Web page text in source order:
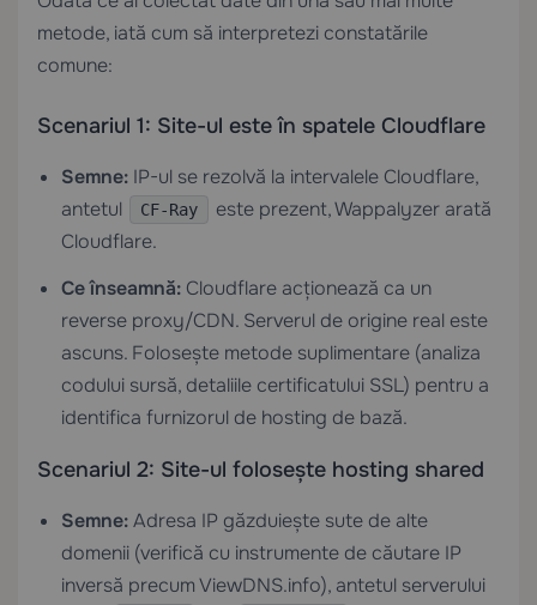
metode, iată cum să interpretezi constatările
comune:
Scenariul 1: Site-ul este în spatele Cloudflare
Semne: IP-ul se rezolvă la intervalele Cloudflare,
antetul
CF-Ray
este prezent, Wappalyzer arată
Cloudflare.
Ce înseamnă: Cloudflare acționează ca un
reverse proxy/CDN. Serverul de origine real este
ascuns. Folosește metode suplimentare (analiza
codului sursă, detaliile certificatului SSL) pentru a
identifica furnizorul de hosting de bază.
Scenariul 2: Site-ul folosește hosting shared
Semne:Adresa IP găzduiește sute de alte
domenii (verifică cu instrumente de căutare IP
inversă precum ViewDNS.info), antetul serverului